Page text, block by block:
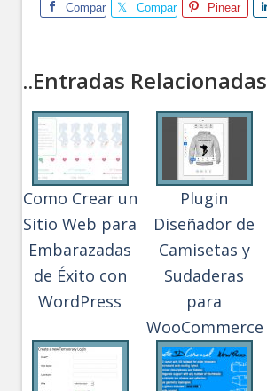
Comparte Comparte Pinear
..Entradas Relacionadas
Como Crear un
Sitio Web para
Embarazadas
de Éxito con
WordPress
Plugin
Diseñador de
Camisetas y
Sudaderas
para
WooCommerce